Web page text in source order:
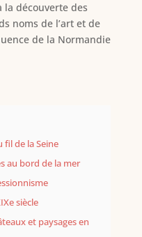
la découverte des
noms de l’art et de
de la Normandie
fil de la Seine
au bord de la mer
siècle
et paysages en